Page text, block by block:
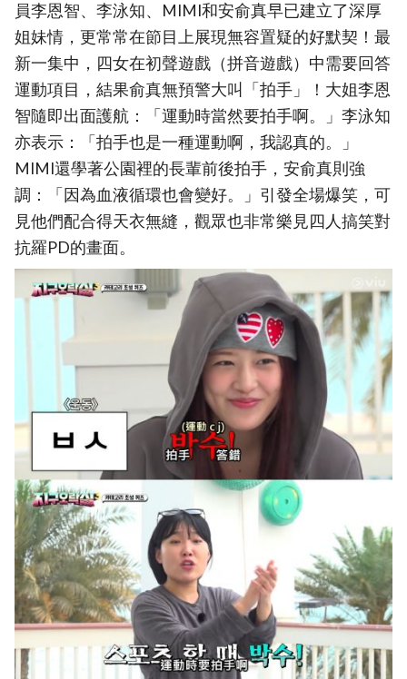
員李恩智、李泳知、MIMI和安俞真早已建立了深厚
姐妹情，更常常在節目上展現無容置疑的好默契！最
新一集中，四女在初聲遊戲（拼音遊戲）中需要回答
運動項目，結果俞真無預警大叫「拍手」！大姐李恩
智隨即出面護航：「運動時當然要拍手啊。」李泳知
亦表示：「拍手也是一種運動啊，我認真的。」
MIMI還學著公園裡的長輩前後拍手，安俞真則強
調：「因為血液循環也會變好。」引發全場爆笑，可
見他們配合得天衣無縫，觀眾也非常樂見四人搞笑對
抗羅PD的畫面。